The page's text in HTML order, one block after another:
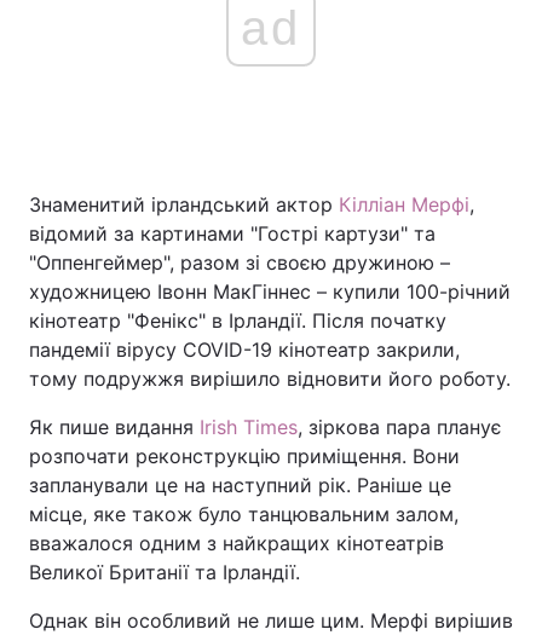
ad
Знаменитий ірландський актор Кілліан Мерфі,
відомий за картинами "Гострі картузи" та
"Оппенгеймер", разом зі своєю дружиною –
художницею Івонн МакГіннес – купили 100-річний
кінотеатр "Фенікс" в Ірландії. Після початку
пандемії вірусу COVID-19 кінотеатр закрили,
тому подружжя вирішило відновити його роботу.
Як пише видання Irish Times, зіркова пара планує
розпочати реконструкцію приміщення. Вони
запланували це на наступний рік. Раніше це
місце, яке також було танцювальним залом,
вважалося одним з найкращих кінотеатрів
Великої Британії та Ірландії.
Однак він особливий не лише цим. Мерфі вирішив